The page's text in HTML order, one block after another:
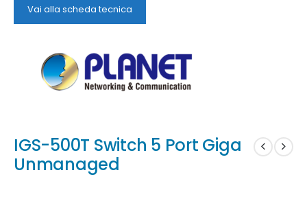
Vai alla scheda tecnica
IGS-500T Switch 5 Port Giga
Unmanaged